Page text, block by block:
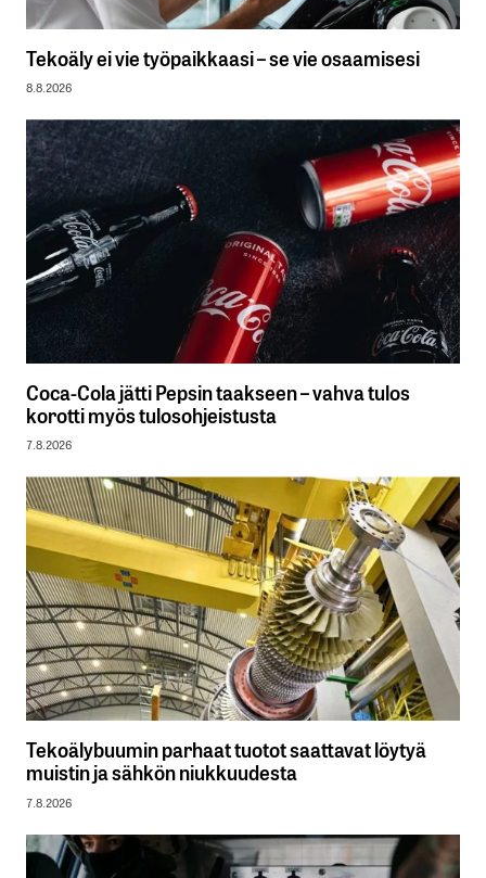
Tekoäly ei vie työpaikkaasi – se vie osaamisesi
8.8.2026
Coca-Cola jätti Pepsin taakseen – vahva tulos
korotti myös tulosohjeistusta
7.8.2026
Tekoälybuumin parhaat tuotot saattavat löytyä
muistin ja sähkön niukkuudesta
7.8.2026